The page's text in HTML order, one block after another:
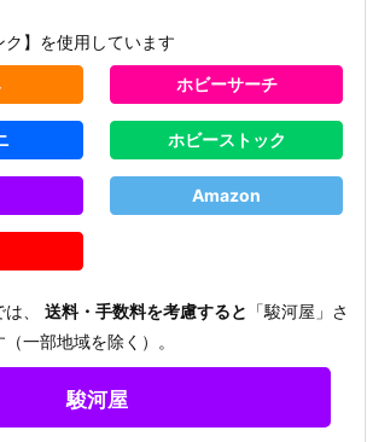
ク】を使用しています
ホビーサーチ
ホビーストック
Amazon
は、 送料・手数料を考慮すると 「駿河屋」さ
一部地域を除く）。
駿河屋